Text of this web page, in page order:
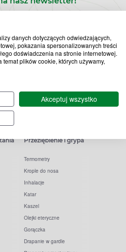
danych dotyczących odwiedzających,
pokazania spersonalizowanych treści
doświadczenia na stronie internetowej.
plików cookie, których używamy,
Akceptuj wszystko
newsletter Apteline* rozwiń>
Przeziębienie i grypa
Termometry
Krople do nosa
Inhalacje
Katar
Kaszel
Olejki eteryczne
Gorączka
Drapanie w gardle